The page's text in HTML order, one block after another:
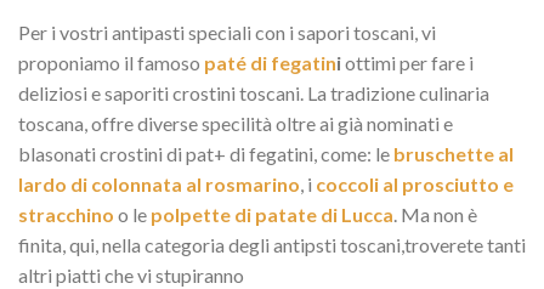
Per i vostri antipasti speciali con i sapori toscani, vi
proponiamo il famoso paté di fegatiniottimi per fare i
deliziosi e saporiti crostini toscani. La tradizione culinaria
toscana, offre diverse specilità oltre ai già nominati e
blasonati crostini di pat+ di fegatini, come: le bruschette al
lardo di colonnata al rosmarino, i coccoli al prosciutto e
stracchino o le polpette di patate di Lucca. Ma non è
finita, qui, nella categoria degli antipsti toscani,troverete tanti
altri piatti che vi stupiranno